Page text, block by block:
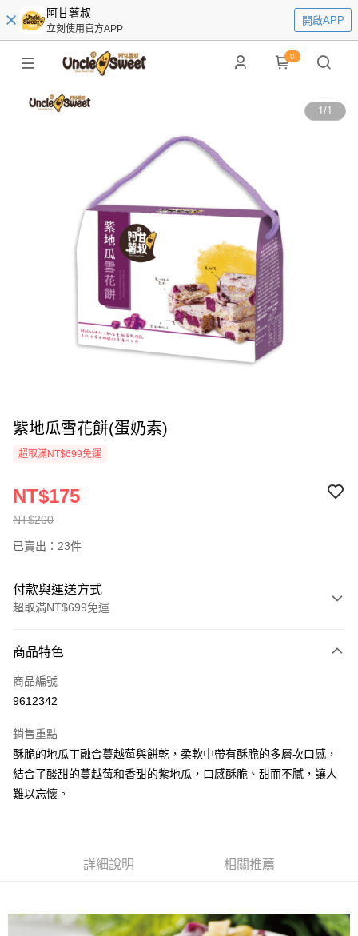
阿甘薯叔
立刻使用官方APP
開啟APP
0
1/1
紫地瓜雪花餅(蛋奶素)
超取滿NT$699免運
NT$200
NT$175
已賣出：23件
付款與運送方式
超取滿NT$699免運
信用卡一次付款
超商取貨付款
Apple Pay
街口支付
每筆NT$60，滿NT$699(含以上)免運費
商品特色
商品編號
9612342
銷售重點
酥脆的地瓜丁融合蔓越莓與餅乾，柔軟中帶有酥脆的多層次口感，
結合了酸甜的蔓越莓和香甜的紫地瓜，口感酥脆、甜而不膩，讓人
難以忘懷。
詳細說明 相關推薦